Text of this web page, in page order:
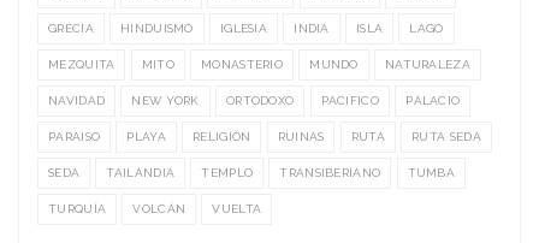
GRECIA HINDUISMO IGLESIA INDIA ISLA LAGO
MEZQUITA MITO MONASTERIO MUNDO NATURALEZA
NAVIDAD NEW YORK ORTODOXO PACIFICO PALACIO
PARAISO PLAYA RELIGIÓN RUINAS RUTA RUTA SEDA
SEDA TAILANDIA TEMPLO TRANSIBERIANO TUMBA
TURQUÍA VOLCÁN VUELTA